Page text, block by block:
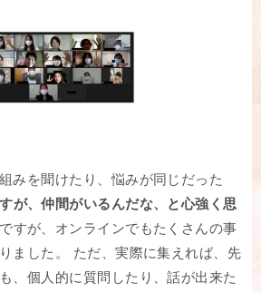
みを聞けたり、悩みが同じだった
が、仲間がいるんだな、と心強く思
すが、オンラインでもたくさんの事
ました。 ただ、実際に集えれば、先
、個人的に質問したり、話が出来た